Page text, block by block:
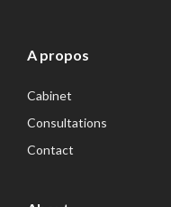
A propos
Cabinet
Consultations
Contact